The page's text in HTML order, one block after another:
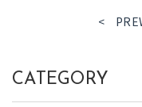
<
CATEGORY